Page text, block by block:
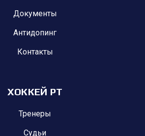
Документы
Антидопинг
Контакты
ХОККЕЙ РТ
Тренеры
Судьи